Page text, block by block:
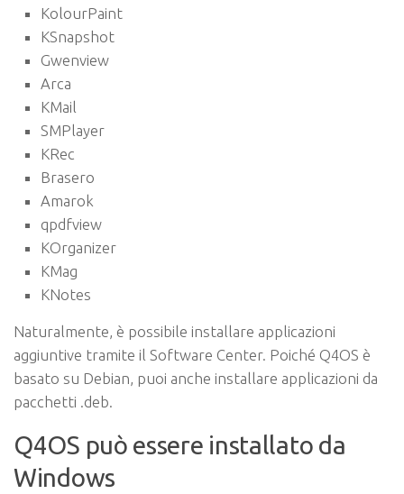
KolourPaint
KSnapshot
Gwenview
Arca
KMail
SMPlayer
KRec
Brasero
Amarok
qpdfview
KOrganizer
KMag
KNotes
Naturalmente, è possibile installare applicazioni
aggiuntive tramite il Software Center. Poiché Q4OS è
basato su Debian, puoi anche installare applicazioni da
pacchetti .deb.
Q4OS può essere installato da
Windows